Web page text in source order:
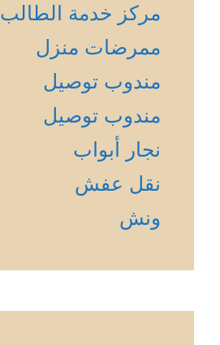
مركز خدمة الطالب
ممرضات منزل
مندوب توصيل
مندوب توصيل
نجار أبواب
نقل عفش
ونش